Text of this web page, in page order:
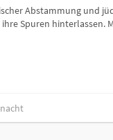
Abstammung und
Spuren hinterlassen.